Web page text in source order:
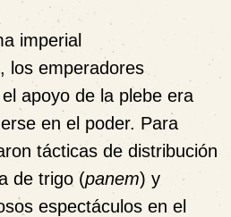
imperial
los emperadores
apoyo de la plebe era
en el poder. Para
tácticas de distribución
de trigo (panem) y
espectáculos en el